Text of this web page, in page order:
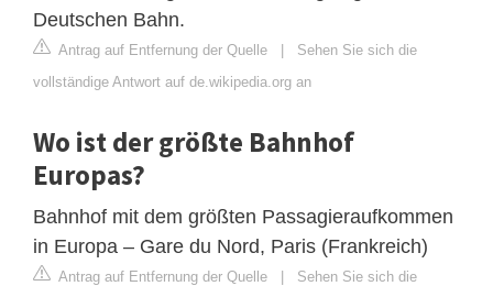
Deutschen Bahn.
Antrag auf Entfernung der Quelle | Sehen Sie sich die
vollständige Antwort auf de.wikipedia.org an
Wo ist der größte Bahnhof
Europas?
Bahnhof mit dem größten Passagieraufkommen
in Europa – Gare du Nord, Paris (Frankreich)
Antrag auf Entfernung der Quelle | Sehen Sie sich die